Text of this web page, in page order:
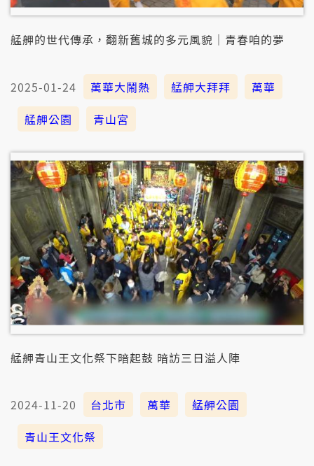
艋舺的世代傳承，翻新舊城的多元風貌｜青春咱的夢
2025-01-24 萬華大鬧熱 艋舺大拜拜
萬華
艋舺公園
青山宮
艋舺青山王文化祭下暗起鼓 暗訪三日溢人陣
2024-11-20 台北市 萬華
艋舺公園
青山王文化祭